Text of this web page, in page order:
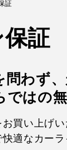
証
証
わず、
ではの
買い上げ
適なカー